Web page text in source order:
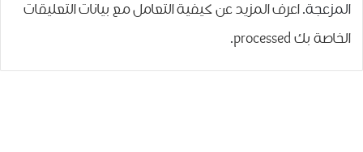
المزعجة.اعرف المزيد عن كيفية التعامل مع بيانات التعليقات
الخاصة بك processed
.